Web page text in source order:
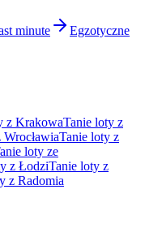
minute
Egzotyczne
z KrakowaTanie loty z
Tanie loty z
loty ze
z ŁodziTanie loty z
z Radomia